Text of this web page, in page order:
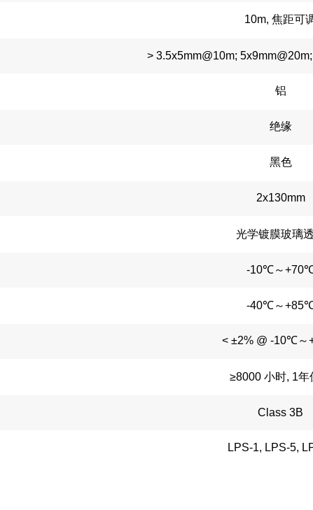
10m, 焦距可
> 3.5x5mm@10m;
铝
绝缘
黑色
2x130mm
光学镀膜玻璃
-10℃～
-40℃～
< ±2% @ -10℃
≥8000 小时, 1年
Class 3B
LPS-1, LPS-5,